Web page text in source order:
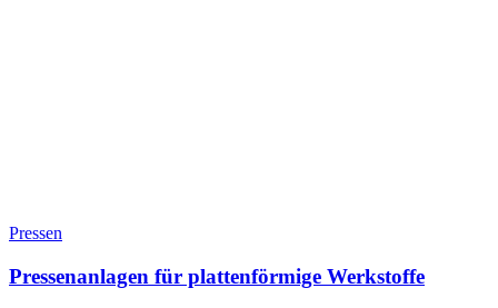
Pressen
Pressenanlagen für plattenförmige Werkstoffe